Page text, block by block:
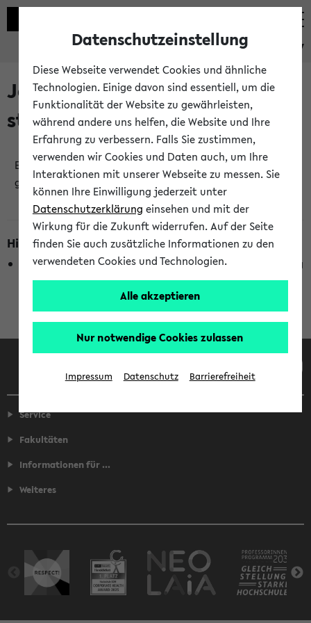
eKVV
Jetzt und in Kürze
stattfindende Veranstaltungen
Es wurden keine jetzt stattfindenden Veranstaltungen
gefunden!
Hinweise zur Liste
Die Anzeige ist semesterübergreifend und nicht abhängig
vom im eKVV gewählten Semester.
Facebook Instagram LinkedIn TikTok
Service
Fakultäten
Informationen für ...
Weiteres
Datenschutzeinstellung
Diese Webseite verwendet Cookies und ähnliche
Technologien. Einige davon sind essentiell, um die
Funktionalität der Website zu gewährleisten,
während andere uns helfen, die Website und Ihre
Erfahrung zu verbessern. Falls Sie zustimmen,
verwenden wir Cookies und Daten auch, um Ihre
Interaktionen mit unserer Webseite zu messen. Sie
können Ihre Einwilligung jederzeit unter
Datenschutzerklärung einsehen und mit der
Wirkung für die Zukunft widerrufen. Auf der Seite
finden Sie auch zusätzliche Informationen zu den
verwendeten Cookies und Technologien.
Alle akzeptieren
Nur notwendige Cookies zulassen
Impressum Datenschutz Barrierefreiheit